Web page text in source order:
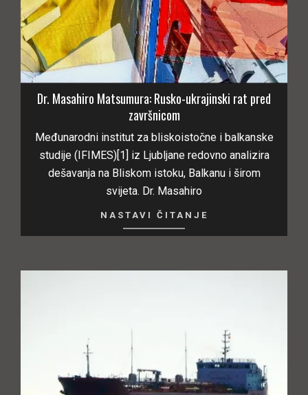
Dr. Masahiro Matsumura: Rusko-ukrajinski rat pred
završnicom
Međunarodni institut za bliskoistočne i balkanske
studije (IFIMES)[1] iz Ljubljane redovno analizira
dešavanja na Bliskom istoku, Balkanu i širom
svijeta. Dr. Masahiro
NASTAVI ČITANJE